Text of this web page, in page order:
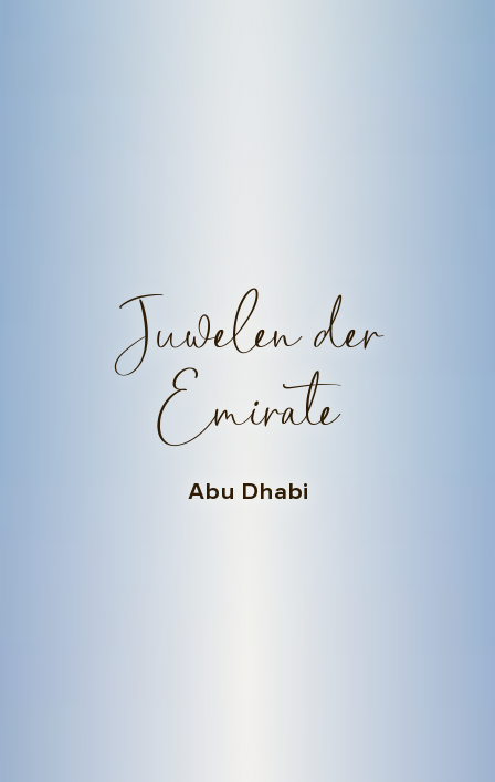
Juwelen der
Emirate
Abu Dhabi